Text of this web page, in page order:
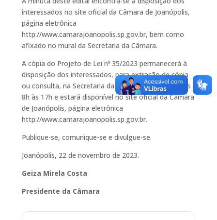
interessados no site oficial da Câmara de Joanópolis,
página eletrônica
http://www.camarajoanopolis.sp.gov.br, bem como
afixado no mural da Secretaria da Câmara.
A cópia do Projeto de Lei nº 35/2023 permanecerá à
disposição dos interessados, para extração de cópia
ou consulta, na Secretaria da Câmara, no horário das
8h às 17h e estará disponível no site oficial da Câmara
de Joanópolis, página eletrônica
http://www.camarajoanopolis.sp.gov.br.
Publique-se, comunique-se e divulgue-se.
Joanópolis, 22 de novembro de 2023.
Geiza Mirela Costa
Presidente da Câmara